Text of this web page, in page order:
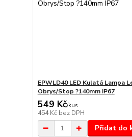
EPWLD40 LED Kulatá Lampa
Obrys/Stop ?140mm IP67
549 Kč/kus
454 Kč bez DPH
Přidat do